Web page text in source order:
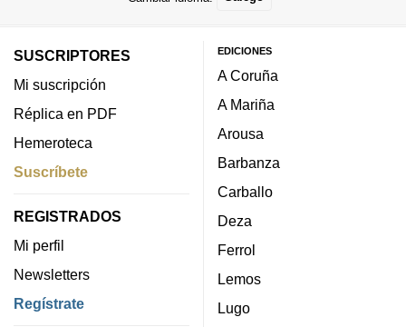
SUSCRIPTORES
Mi suscripción
Réplica en PDF
Hemeroteca
Suscríbete
REGISTRADOS
Mi perfil
Newsletters
Regístrate
EDICIONES
A Coruña
A Mariña
Arousa
Barbanza
Carballo
Deza
Ferrol
Lemos
Lugo